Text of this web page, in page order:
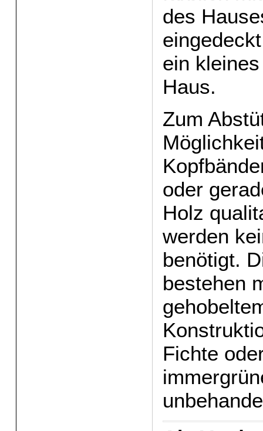
des
ein
Haus.
Zum
oder
Holz
werden
benötigt.
bestehen
Fichte